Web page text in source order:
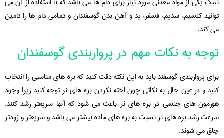
توانید کلسیم، سدیم، فسفر، ید و آهن بدن گوسفندان و تمامی دام ها را تامین
می کند.
توجه به نکات مهم در پرواربندی گوسفندان
برای پرواربندی گوسفند باید به این نکته دقت کنید که بره های مناسبی را انتخاب
کنید و در عین حال به نکاتی چون اخته نکردن بره های نر توجه کنید زیرا وجود
هورمون های جنسی در بره های نر باعث می شود که آنها سریعتر رشد کنند.
سرعت رشد بره های نر نسبت به بره های ماده بیشتر می باشد و سریعتر و زودتر
چاق می شوند.